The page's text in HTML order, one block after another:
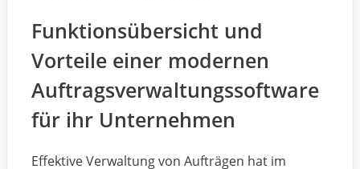
Funktionsübersicht und
Vorteile einer modernen
Auftragsverwaltungssoftware
für ihr Unternehmen
Effektive Verwaltung von Aufträgen hat im